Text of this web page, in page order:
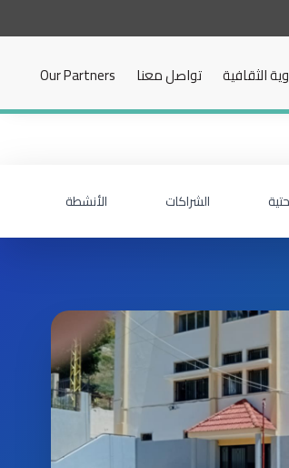
الثقافية تواصل معنا Our Partners
الشراكات الأنشطة